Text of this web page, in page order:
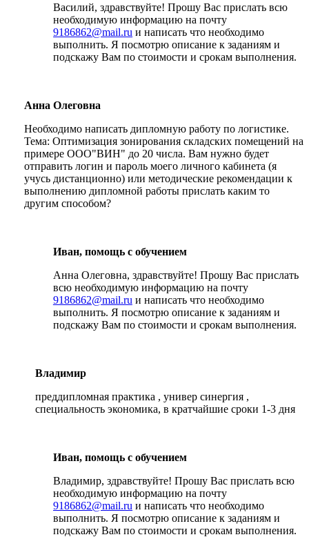
Василий, здравствуйте! Прошу Вас прислать всю
необходимую информацию на почту
9186862@mail.ru и написать что необходимо
выполнить. Я посмотрю описание к заданиям и
подскажу Вам по стоимости и срокам выполнения.
Анна Олеговна
Необходимо написать дипломную работу по логистике.
Тема: Оптимизация зонирования складских помещений на
примере ООО"ВИН" до 20 числа. Вам нужно будет
отправить логин и пароль моего личного кабинета (я
учусь дистанционно) или методические рекомендации к
выполнению дипломной работы прислать каким то
другим способом?
Иван, помощь с обучением
Анна Олеговна, здравствуйте! Прошу Вас прислать
всю необходимую информацию на почту
9186862@mail.ru и написать что необходимо
выполнить. Я посмотрю описание к заданиям и
подскажу Вам по стоимости и срокам выполнения.
Владимир
преддипломная практика , универ синергия ,
специальность экономика, в кратчайшие сроки 1-3 дня
Иван, помощь с обучением
Владимир, здравствуйте! Прошу Вас прислать всю
необходимую информацию на почту
9186862@mail.ru и написать что необходимо
выполнить. Я посмотрю описание к заданиям и
подскажу Вам по стоимости и срокам выполнения.